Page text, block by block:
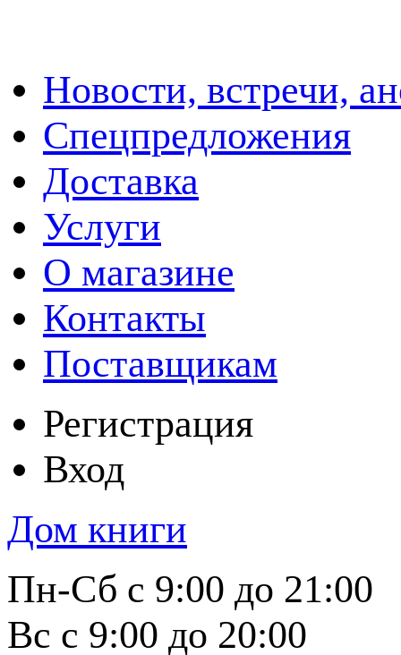
Новости, встречи,
Спецпредложения
Доставка
Услуги
О магазине
Контакты
Поставщикам
Регистрация
Вход
Дом книги
Пн-Сб с 9:00 до 21:00
Вс с 9:00 до 20:00